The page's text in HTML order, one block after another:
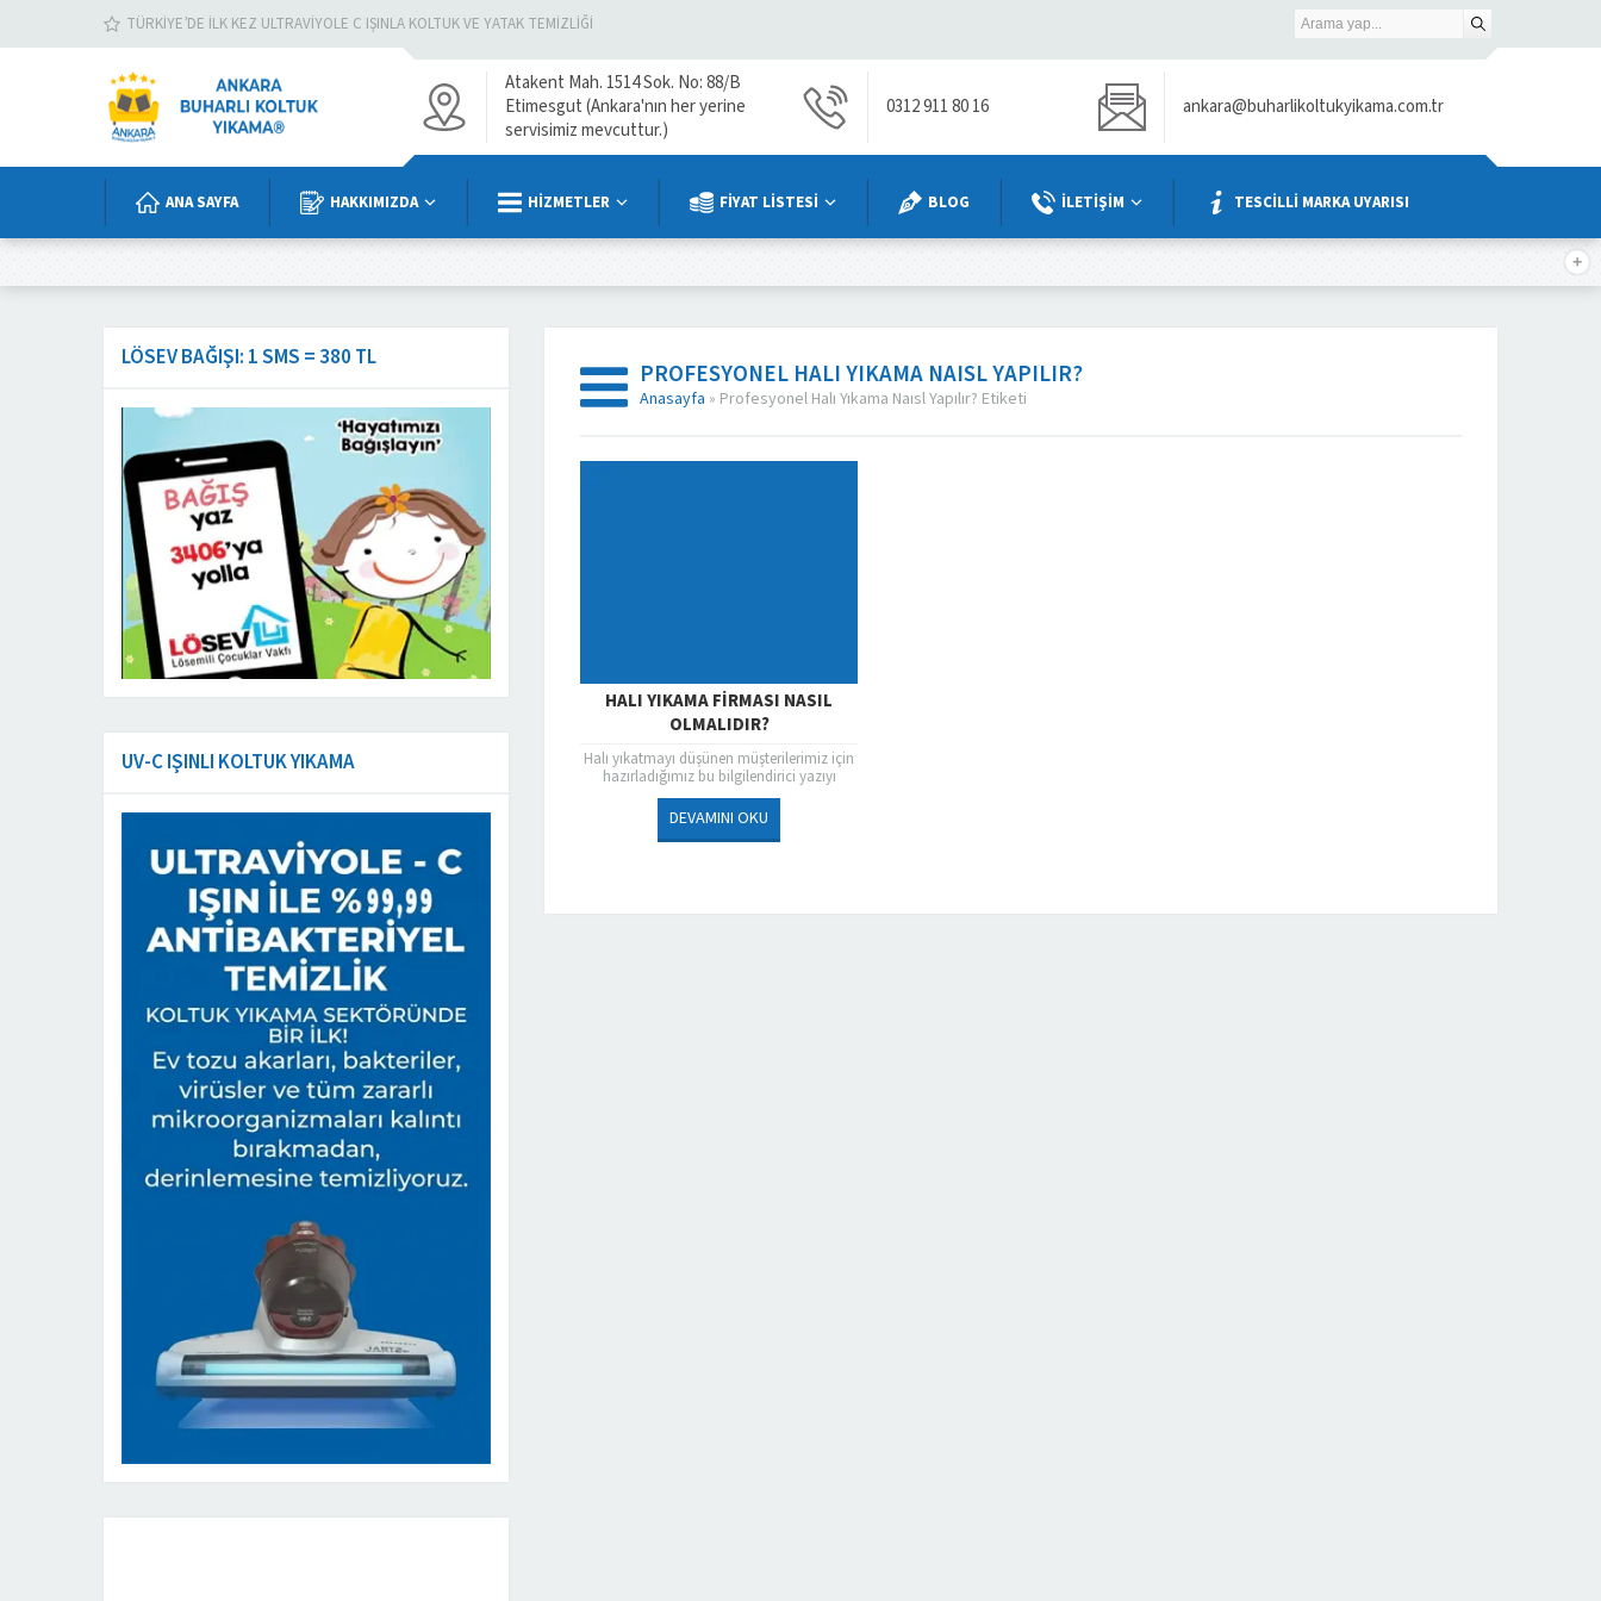
TÜRKIYE’DE İLK KEZ ULTRAVIYOLE C IŞINLA KOLTUK VE YATAK TEMIZLIĞI
Atakent Mah. 1514 Sok. No: 88/B
Etimesgut (Ankara'nın her yerine
servisimiz mevcuttur.)
0312 911 80 16 ankara@buharlikoltukyikama.com.tr
ANA SAYFA HAKKIMIZDA HİZMETLER FİYAT LİSTESİ BLOG İLETİŞİM TESCİLLİ MARKA UYARISI
PROFESYONEL HALI YIKAMA NAISL YAPILIR?
Anasayfa » Profesyonel Halı Yıkama Naısl Yapılır? Etiketi
HALI YIKAMA FIRMASI NASIL
OLMALIDIR?
Halı yıkatmayı düşünen müşterilerimiz için
hazırladığımız bu bilgilendirici yazıyı
okumadan, halılarınızı vereceğiniz halı
yıkama firmasını seçmeyin. “Uzmanından
Temizlik Püf Noktaları“...
DEVAMINI OKU
LÖSEV BAĞIŞI: 1 SMS = 380 TL
UV-C IŞINLI KOLTUK YIKAMA